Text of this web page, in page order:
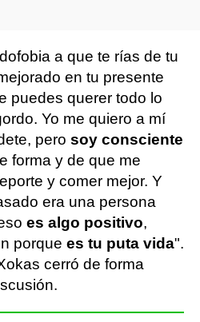
a que te rías de tu
en tu presente
puedes querer todo lo
Yo me quiero a mí
pero soy consciente
forma y de que me
y comer mejor. Y
era una persona
es algo positivo,
porque es tu puta vida".
cerró de forma